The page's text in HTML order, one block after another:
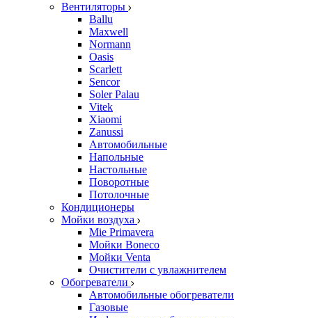
Вентиляторы
Ballu
Maxwell
Normann
Oasis
Scarlett
Sencor
Soler Palau
Vitek
Xiaomi
Zanussi
Автомобильные
Напольные
Настольные
Поворотные
Потолочные
Кондиционеры
Мойки воздуха
Mie Primavera
Мойки Boneco
Мойки Venta
Очистители с увлажнителем
Обогреватели
Автомобильные обогреватели
Газовые